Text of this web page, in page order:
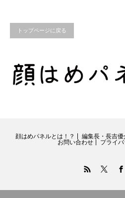
トップページに戻る
顔はめパネルとは！？ 編集長・長吉優
お問い合わせ
プライ
FacebookInstagram